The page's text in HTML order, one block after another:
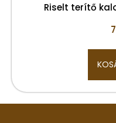
Riselt terítő